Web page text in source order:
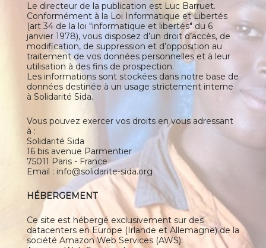
Le directeur de la publication est Luc Barruet.
Conformément à la Loi Informatique et Libertés
(art 34 de la loi "informatique et libertés" du 6
janvier 1978), vous disposez d’un droit d’accès, de
modification, de suppression et d’opposition au
traitement de vos données personnelles et à leur
utilisation à des fins de prospection.
Les informations sont stockées dans notre base de
données destinée à un usage strictement interne
à Solidarité Sida.
Vous pouvez exercer vos droits en vous adressant
à :
Solidarité Sida
16 bis avenue Parmentier
75011 Paris - France
Email : info@solidarite-sida.org
HÉBERGEMENT
Ce site est hébergé exclusivement sur des
datacenters en Europe (Irlande et Allemagne) de la
société Amazon Web Services (AWS):